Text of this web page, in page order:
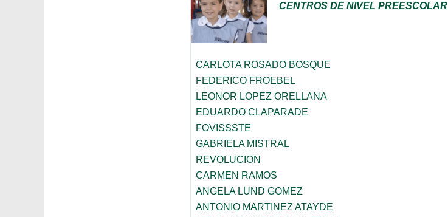
CENTROS DE NIVEL PREESCOLAR
CARLOTA ROSADO BOSQUE
FEDERICO FROEBEL
LEONOR LOPEZ ORELLANA
EDUARDO CLAPARADE
FOVISSSTE
GABRIELA MISTRAL
REVOLUCION
CARMEN RAMOS
ANGELA LUND GOMEZ
ANTONIO MARTINEZ ATAYDE